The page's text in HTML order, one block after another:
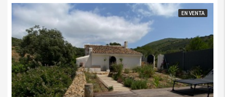
EN VENTA